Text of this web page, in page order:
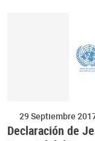
29 Septiembre
Declaración de